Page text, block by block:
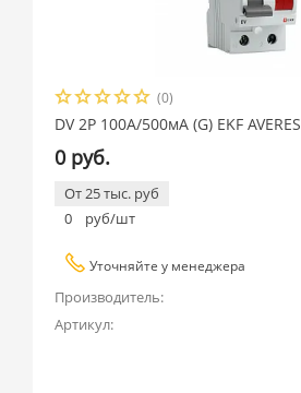
(0)
DV 2P 100А/500мА (G) EKF AVERES
0 руб.
От 25 тыс. руб
0
руб/шт
Уточняйте у менеджера
Производитель:
Артикул: